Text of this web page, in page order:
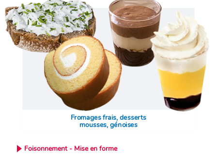
Fromages frais, desserts
mousses, génoises
Foisonnement - Mise en forme